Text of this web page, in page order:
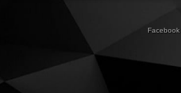
Facebook